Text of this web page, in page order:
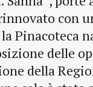
con
la Pinacoteca
delle
della